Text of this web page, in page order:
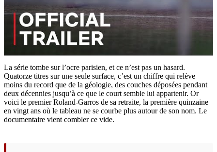
La série tombe sur l’ocre parisien, et ce n’est pas un hasard.
Quatorze titres sur une seule surface, c’est un chiffre qui relève
moins du record que de la géologie, des couches déposées pendant
deux décennies jusqu’à ce que le court semble lui appartenir. Or
voici le premier Roland-Garros de sa retraite, la première quinzaine
en vingt ans où le tableau ne se courbe plus autour de son nom. Le
documentaire vient combler ce vide.